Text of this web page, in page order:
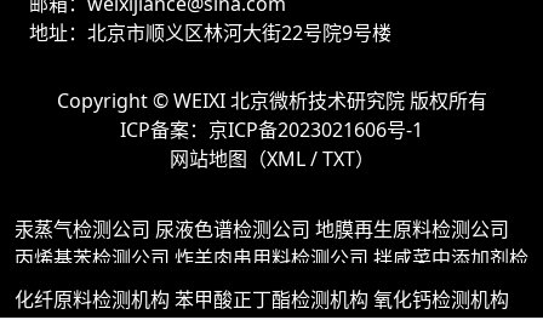
地址：北京市顺义区林河大街22号院9号楼
Copyright ©WEIXI 北京微析技术研究院版权所有
ICP备案： 京ICP备2023021606号-1
网站地图（XML/TXT）
汞蒸气检测公司 尿液色谱检测公司 地膜再生原料检测公司
丙烯基苯检测公司 炸羊肉串用料检测公司 拌咸菜中添加剂检
测公司 ABS塑料原料检测公司原子发射光谱与发射光谱检测
化纤原料检测机构 苯甲酸正丁酯检测机构 氧化钙检测机构